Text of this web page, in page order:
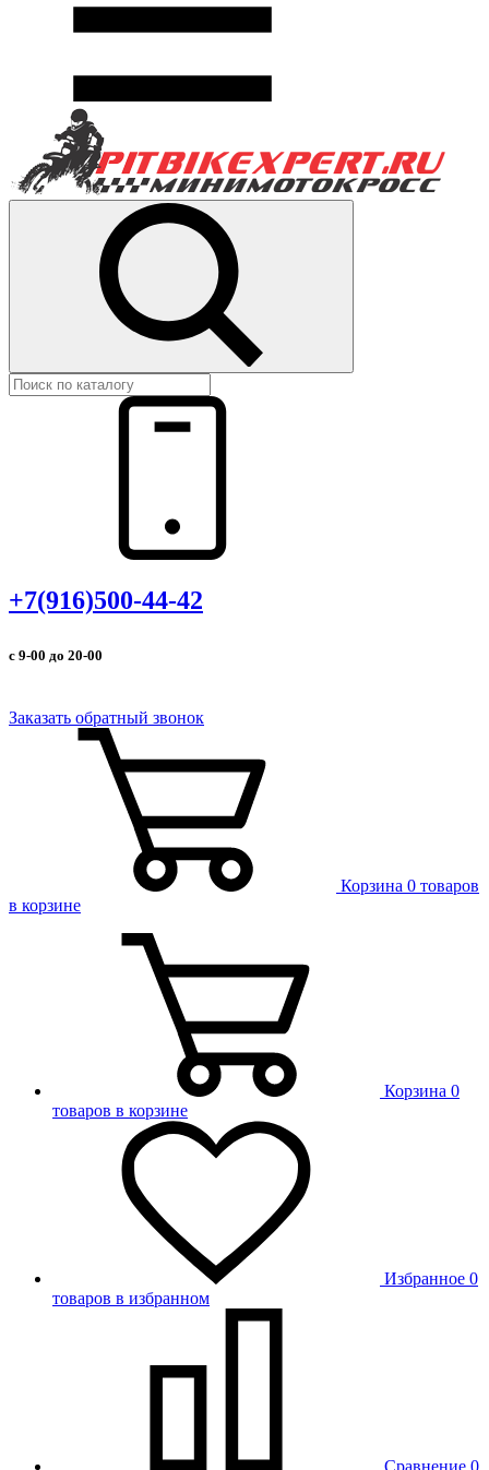
+7(916)500-44-42
с 9-00 до 20-00
Заказать обратный звонок
Корзина 0 товаров
в корзине
Корзина 0
товаров в корзине
Избранное 0
товаров в избранном
Сравнение 0